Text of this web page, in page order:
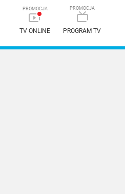
TV ONLINE PROGRAM TV